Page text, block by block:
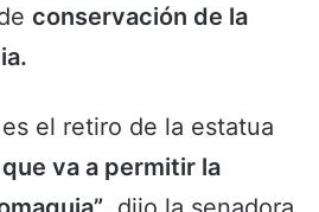
conservación de la
el retiro de la estatua
va a permitir la